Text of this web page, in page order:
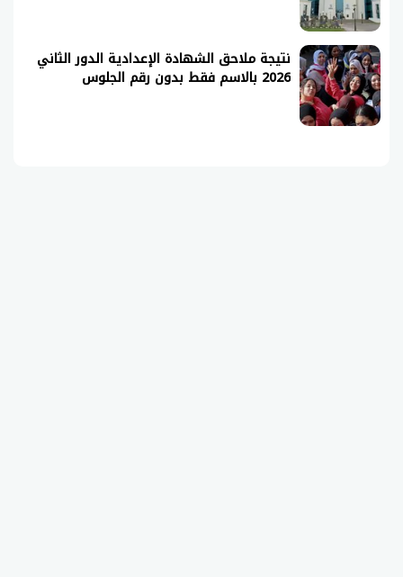
نتيجة ملاحق الشهادة الإعدادية الدور الثاني
2026 بالاسم فقط بدون رقم الجلوس